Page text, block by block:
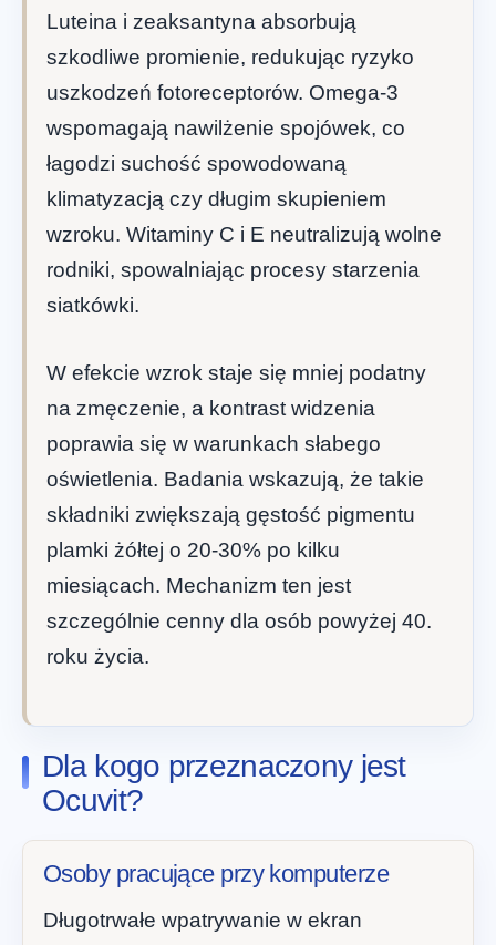
Luteina i zeaksantyna absorbują
szkodliwe promienie, redukując ryzyko
uszkodzeń fotoreceptorów. Omega-3
wspomagają nawilżenie spojówek, co
łagodzi suchość spowodowaną
klimatyzacją czy długim skupieniem
wzroku. Witaminy C i E neutralizują wolne
rodniki, spowalniając procesy starzenia
siatkówki.
W efekcie wzrok staje się mniej podatny
na zmęczenie, a kontrast widzenia
poprawia się w warunkach słabego
oświetlenia. Badania wskazują, że takie
składniki zwiększają gęstość pigmentu
plamki żółtej o 20-30% po kilku
miesiącach. Mechanizm ten jest
szczególnie cenny dla osób powyżej 40.
roku życia.
Dla kogo przeznaczony jest
Ocuvit?
Osoby pracujące przy komputerze
Długotrwałe wpatrywanie w ekran